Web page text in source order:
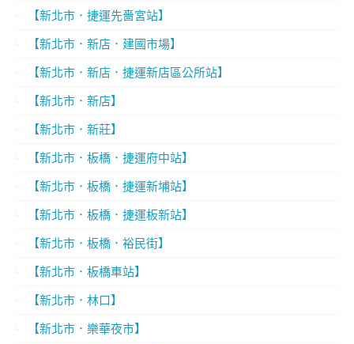
【新北市．捷運先嗇宮站】
【新北市．新店．建國市場】
【新北市．新店．捷運新店區公所站】
【新北市．新店】
【新北市．新莊】
【新北市．板橋．捷運府中站】
【新北市．板橋．捷運新埔站】
【新北市．板橋．捷運板新站】
【新北市．板橋．裕民街】
【新北市．板橋車站】
【新北市．林口】
【新北市．樂華夜市】